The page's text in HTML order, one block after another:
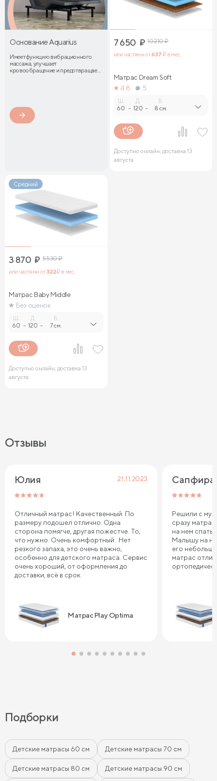
Основание Aquarius
Имеет функцию вибрационного
массажа, улучшает
кровообращение и предотвращает
7 650 ₽ 10 210₽
или частями от637 ₽ в мес.
Матрас Dream Soft
4.8
5
60 -
Д.
120 -
В.
8 см.
Доступно онлайн, доставка 13
августа
Средний
3 870 ₽ 5 530₽
или частями от322₽ в мес.
Матрас Baby Middle
Без оценок
60 -
Д.
120 -
В.
7 см.
Доступно онлайн, доставка 13
августа
Отзывы
Юлия 21.11.2023
Отличный матрас! Качественный. По
размеру подошел отлично. Одна
сторона помягче, другая пожестче. То,
что нужно. Очень комфортный. Нет
резкого запаха, это очень важно,
особенно для детского матраса. Сервис
очень хороший, от оформления до
доставки, всё в срок.
Матрас Play Optima
Сапфира
Решили с
сразу
на нем спать
Малышу на
его
матрас
Подборки
Детские матрасы 60 см Детские матрасы 70 см
Детские матрасы 80 см Детские матрасы 90 см